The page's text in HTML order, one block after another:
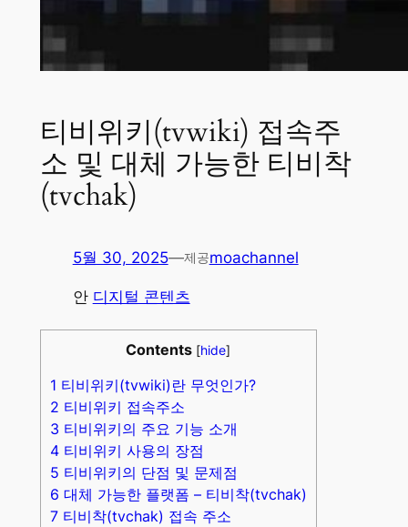
티비위키(tvwiki) 접속주
소 및 대체 가능한 티비착
(tvchak)
5월 30, 2025—제공moachannel
안 디지털 콘텐츠
Contents [hide]
1 티비위키(tvwiki)란 무엇인가?
2 티비위키 접속주소
3 티비위키의 주요 기능 소개
4티비위키 사용의 장점
5 티비위키의 단점 및 문제점
6 대체 가능한 플랫폼 – 티비착(tvchak)
7티비착(tvchak) 접속 주소